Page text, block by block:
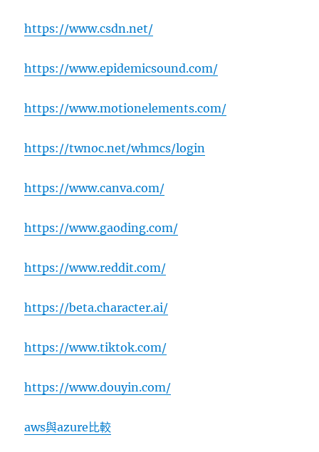
https://www.csdn.net/
https://www.epidemicsound.com/
https://www.motionelements.com/
https://twnoc.net/whmcs/login
https://www.canva.com/
https://www.gaoding.com/
https://www.reddit.com/
https://beta.character.ai/
https://www.tiktok.com/
https://www.douyin.com/
aws與azure比較